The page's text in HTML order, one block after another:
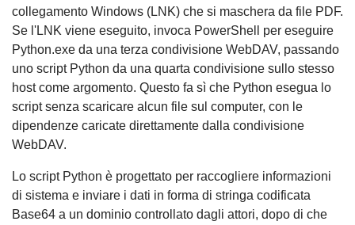
collegamento Windows (LNK) che si maschera da file PDF.
Se l'LNK viene eseguito, invoca PowerShell per eseguire
Python.exe da una terza condivisione WebDAV, passando
uno script Python da una quarta condivisione sullo stesso
host come argomento. Questo fa sì che Python esegua lo
script senza scaricare alcun file sul computer, con le
dipendenze caricate direttamente dalla condivisione
WebDAV.
Lo script Python è progettato per raccogliere informazioni
di sistema e inviare i dati in forma di stringa codificata
Base64 a un dominio controllato dagli attori, dopo di che